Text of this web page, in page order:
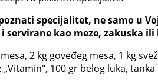
specijalitet, ne samo u
servirane kao meze, zakuska
2 kg goveđeg mesa, 1 kg
100 gr belog luka, tanka